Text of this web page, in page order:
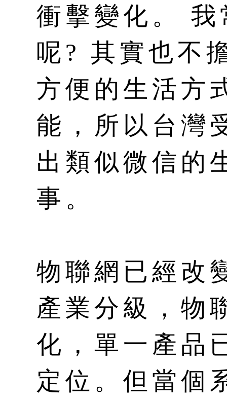
衝擊變化。
呢? 其實也不
方便的生活方
能，所以台灣
出類似微信的
事。
物聯網已經改
產業分級，物
化，單一產品
定位。但當個